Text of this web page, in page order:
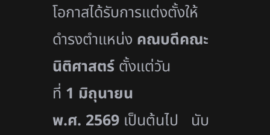
โอกาสได้รับการแต่งตั้งให้
ดำรงตำแหน่ง คณบดีคณะ
นิติศาสตร์ ตั้งแต่วัน
ที่ 1 มิถุนายน
พ.ศ. 2569 เป็นต้นไป นับ